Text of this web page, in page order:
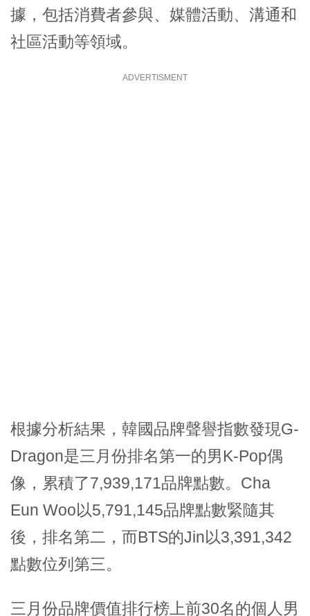
據，包括消費者參與、媒體活動、溝通和
社區活動等領域。
ADVERTISMENT
根據分析結果，韓國品牌聲譽指數發現G-
Dragon是三月份排名第一的男K-Pop偶
像，累積了7,939,171品牌點數。Cha
Eun Woo以5,791,145品牌點數緊隨其
後，排名第二，而BTS的Jin以3,391,342
點數位列第三。
三月份品牌價值排行榜上前30名的個人男